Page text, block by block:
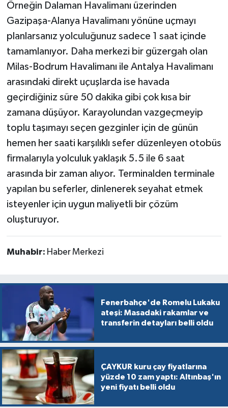
Örneğin Dalaman Havalimanı üzerinden
Gazipaşa-Alanya Havalimanı yönüne uçmayı
planlarsanız yolculuğunuz sadece 1 saat içinde
tamamlanıyor. Daha merkezi bir güzergah olan
Milas-Bodrum Havalimanı ile Antalya Havalimanı
arasındaki direkt uçuşlarda ise havada
geçirdiğiniz süre 50 dakika gibi çok kısa bir
zamana düşüyor. Karayolundan vazgeçmeyip
toplu taşımayı seçen gezginler için de günün
hemen her saati karşılıklı sefer düzenleyen otobüs
firmalarıyla yolculuk yaklaşık 5.5 ile 6 saat
arasında bir zaman alıyor. Terminalden terminale
yapılan bu seferler, dinlenerek seyahat etmek
isteyenler için uygun maliyetli bir çözüm
oluşturuyor.
Muhabir: Haber Merkezi
Fenerbahçe'de Romelu Lukaku
ateşi: Masadaki rakamlar ve
transferin detayları belli oldu
ÇAYKUR kuru çay fiyatlarına
yüzde 10 zam yaptı: Altınbaş'ın
yeni fiyatı belli oldu